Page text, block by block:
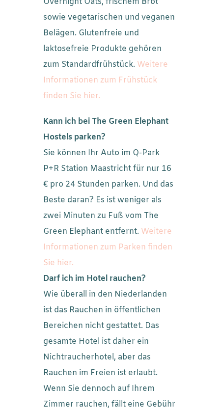
sowie vegetarischen und veganen
Belägen. Glutenfreie und
laktosefreie Produkte gehören
zum Standardfrühstück. Weitere
Informationen zum Frühstück
finden Sie hier.
Kann ich bei The Green Elephant
Hostels parken?
Sie können Ihr Auto im Q-Park
P+R Station Maastricht für nur 16
€ pro 24 Stunden parken. Und das
Beste daran? Es ist weniger als
zwei Minuten zu Fuß vom The
Green Elephant entfernt. Weitere
Informationen zum Parken finden
Sie hier.
Darf ich im Hotel rauchen?
Wie überall in den Niederlanden
ist das Rauchen in öffentlichen
Bereichen nicht gestattet. Das
gesamte Hotel ist daher ein
Nichtraucherhotel, aber das
Rauchen im Freien ist erlaubt.
Wenn Sie dennoch auf Ihrem
Zimmer rauchen, fällt eine Gebühr